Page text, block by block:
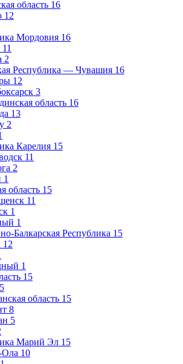
область 16
12
Мордовия 16
11
2
Республика — Чувашия 16
12
3
область 16
13
2
Карелия 15
11
2
1
область 15
11
1
1
Балкарская Республика 15
12
1
15
область 15
8
5
Марий Эл 15
10